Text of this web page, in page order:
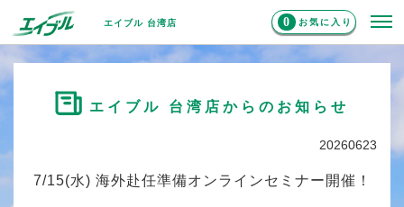
エイブル 台湾店 0 お気に入り
エイブル 台湾店からのお知らせ
20260623
7/15(水) 海外赴任準備オンラインセミナー開催！